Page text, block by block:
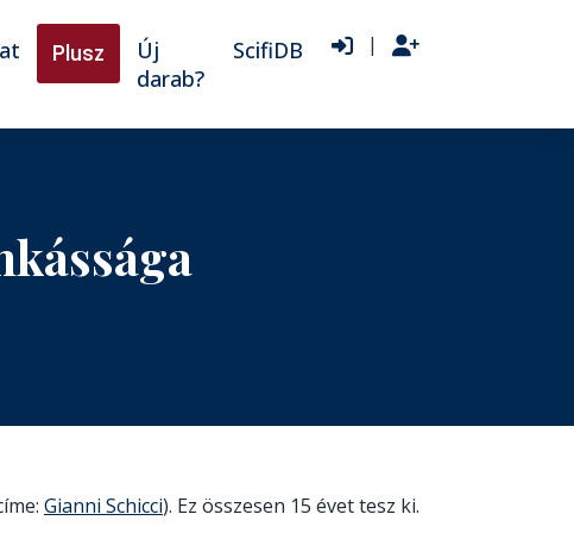
Plusz
Új
darab?
ScifiDB |
Gianni Schicci). Ez összesen 15 évet tesz ki.